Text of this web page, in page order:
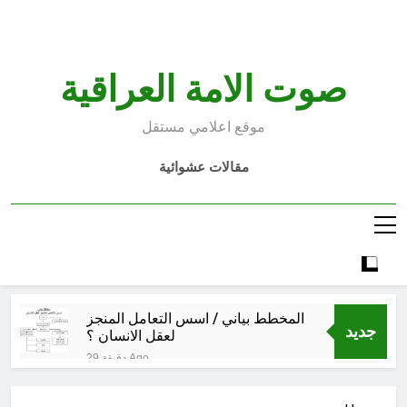
صوت الامة العراقية
موقع اعلامي مستقل
مقالات عشوائية
جديد
المخطط بياني / اسس التعامل المنجز
لعقل الانسان ؟
29 دقيقة Ago